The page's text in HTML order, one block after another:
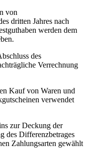
von
dritten Jahres nach
werden dem
des
Verrechnung
Kauf von Waren und
verwendet
zur Deckung der
des Differenzbetrages
Zahlungsarten gewählt